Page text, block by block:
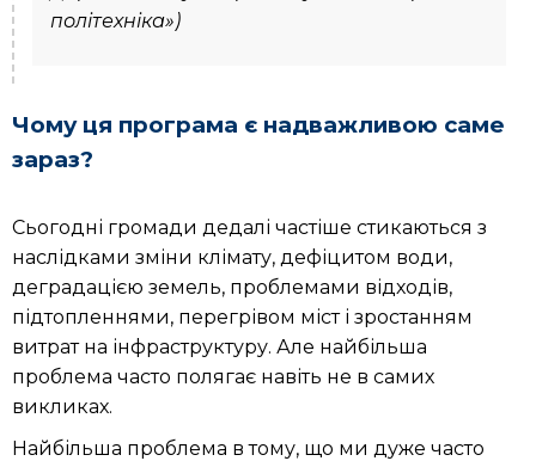
політехніка»)
Чому ця програма є надважливою саме
зараз?
Сьогодні громади дедалі частіше стикаються з
наслідками зміни клімату, дефіцитом води,
деградацією земель, проблемами відходів,
підтопленнями, перегрівом міст і зростанням
витрат на інфраструктуру. Але найбільша
проблема часто полягає навіть не в самих
викликах.
Найбільша проблема в тому, що ми дуже часто